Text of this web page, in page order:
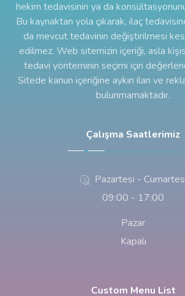
hekim tedavisinin ya da
Bu kaynaktan yola çıkarak, ilaç
da mevcut tedavinin değiştirilmesi
edilmez. Web sitemizin içeriği, asla
tedavi yönteminin seçimi için
Sitede kanun içeriğine aykırı ilan ve
bulunmamaktadır.
Çalışma Saatlerimiz
Pazartesi -
09:00 - 17:00
Pazar
Kapalı
Custom Menu List